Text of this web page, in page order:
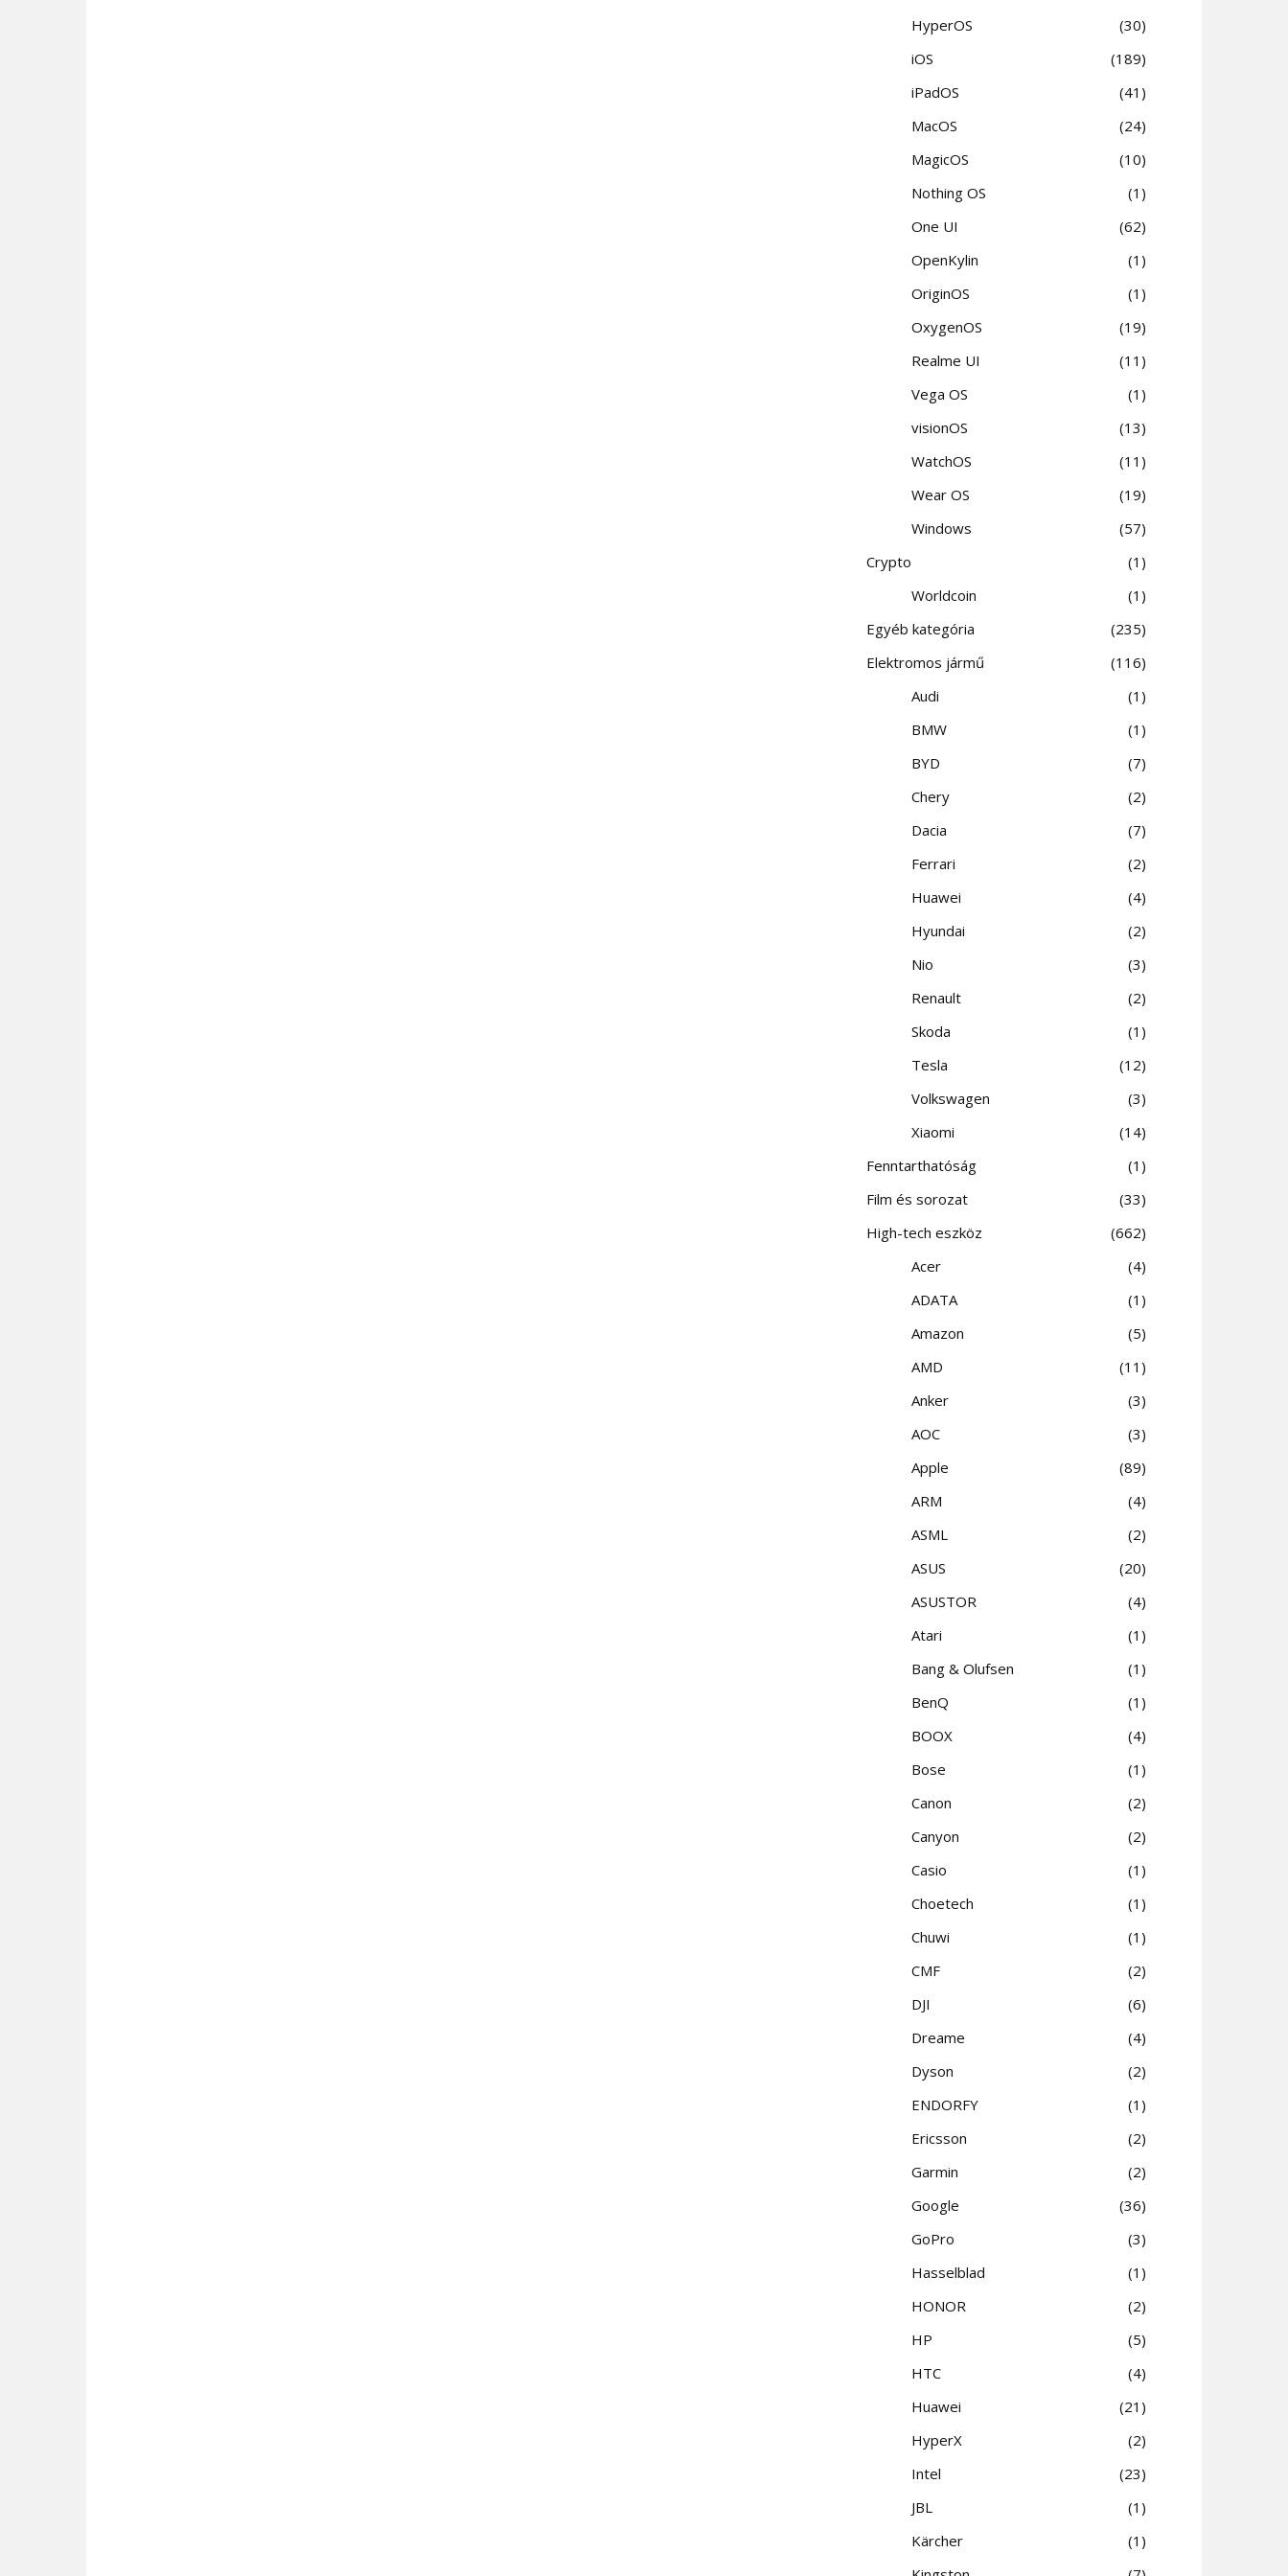
HyperOS
30
iOS
189
iPadOS
41
MacOS
24
MagicOS
10
Nothing OS
1
One UI
62
OpenKylin
1
OriginOS
1
OxygenOS
19
Realme UI
11
Vega OS
1
visionOS
13
WatchOS
11
Wear OS
19
Windows
57
Crypto
1
Worldcoin
1
Egyéb kategória
235
Elektromos jármű
116
Audi
1
BMW
1
BYD
7
Chery
2
Dacia
7
Ferrari
2
Huawei
4
Hyundai
2
Nio
3
Renault
2
Skoda
1
Tesla
12
Volkswagen
3
Xiaomi
14
Fenntarthatóság
1
Film és sorozat
33
High-tech eszköz
662
Acer
4
ADATA
1
Amazon
5
AMD
11
Anker
3
AOC
3
Apple
89
ARM
4
ASML
2
ASUS
20
ASUSTOR
4
Atari
1
Bang & Olufsen
1
BenQ
1
BOOX
4
Bose
1
Canon
2
Canyon
2
Casio
1
Choetech
1
Chuwi
1
CMF
2
DJI
6
Dreame
4
Dyson
2
ENDORFY
1
Ericsson
2
Garmin
2
Google
36
GoPro
3
Hasselblad
1
HONOR
2
HP
5
HTC
4
Huawei
21
HyperX
2
Intel
23
JBL
1
Kärcher
1